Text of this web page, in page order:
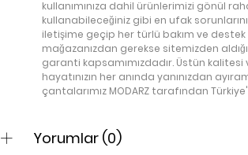
kullanımınıza dahil ürünlerimizi gönül
kullanabileceğiniz gibi en ufak
iletişime geçip her türlü bakım ve destek
mağazanızdan gerekse sitemizden
garanti kapsamımızdadır. Üstün kalitesi
hayatınızın her anında yanınızdan
çantalarımız MODARZ tarafından
Yorumlar (0)